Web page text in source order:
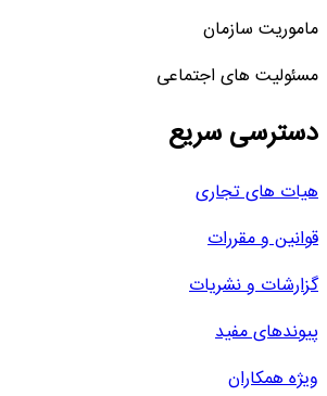
ماموریت سازمان
مسئولیت های اجتماعی
دسترسی سریع
هیات های تجاری
قوانین و مقررات
گزارشات و نشریات
پیوندهای مفید
ویژه همکاران